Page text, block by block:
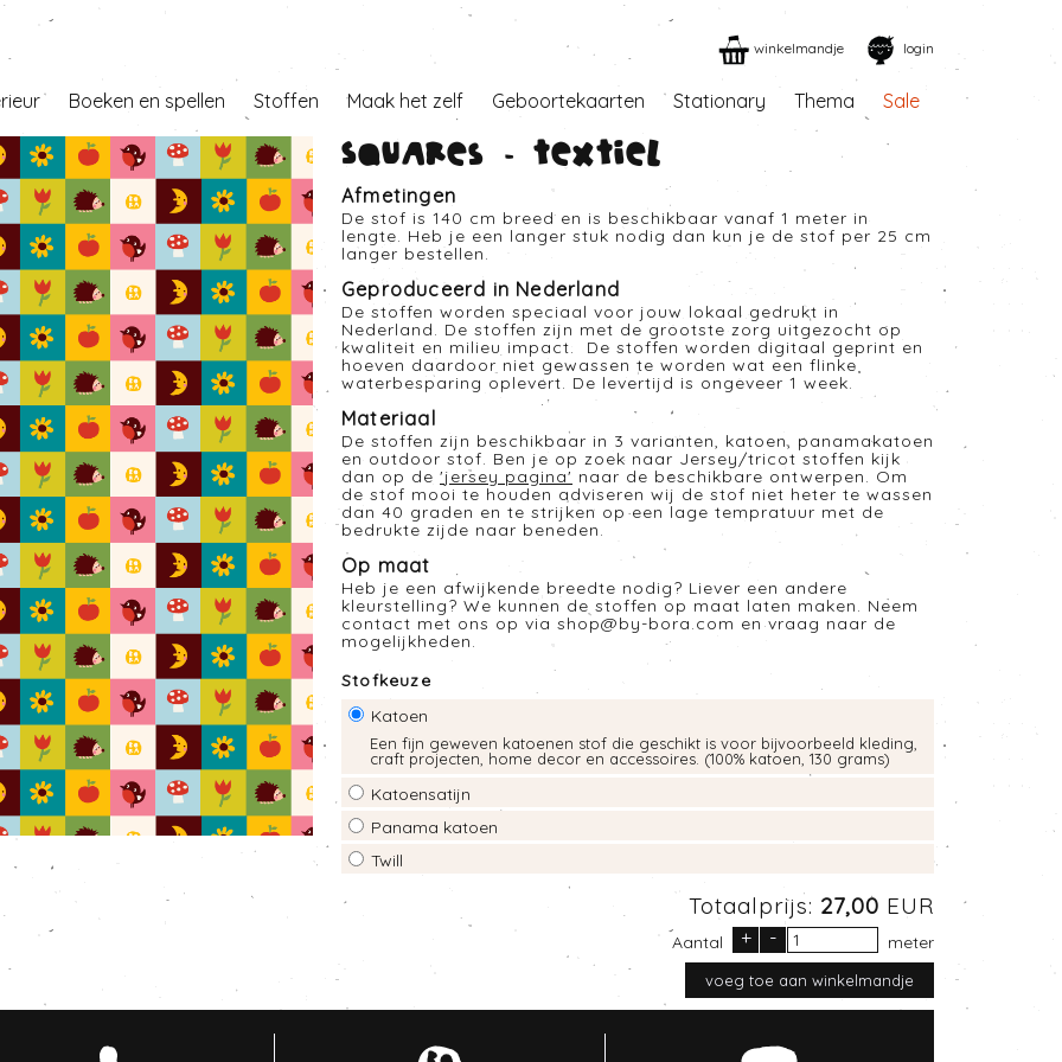
winkelmandje login
Boeken en spellen Stoffen Maak het zelf Geboortekaarten Stationary Thema Sale
Squares - Textiel
Afmetingen
De stof is 140 cm breed en is beschikbaar vanaf 1 meter in
lengte. Heb je een langer stuk nodig dan kun je de stof per 25 cm
langer bestellen.
Geproduceerd in Nederland
De stoffen worden speciaal voor jouw lokaal gedrukt in
Nederland. De stoffen zijn met de grootste zorg uitgezocht op
kwaliteit en milieu impact. De stoffen worden digitaal geprint en
hoeven daardoor niet gewassen te worden wat een flinke
waterbesparing oplevert. De levertijd is ongeveer 1 week.
Materiaal
De stoffen zijn beschikbaar in 3 varianten, katoen, panamakatoen
en outdoor stof. Ben je op zoek naar Jersey/tricot stoffen kijk
dan op de 'jersey pagina' naar de beschikbare ontwerpen. Om
de stof mooi te houden adviseren wij de stof niet heter te wassen
dan 40 graden en te strijken op een lage tempratuur met de
bedrukte zijde naar beneden.
Op maat
Heb je een afwijkende breedte nodig? Liever een andere
kleurstelling? We kunnen de stoffen op maat laten maken. Neem
contact met ons op via shop@by-bora.com en vraag naar de
mogelijkheden.
Stofkeuze
Katoen
Een fijn geweven katoenen stof die geschikt is voor bijvoorbeeld kleding,
craft projecten, home decor en accessoires. (100% katoen, 130 grams)
Katoensatijn
Panama katoen
Twill
Totaalprijs: 27,00 EUR
Aantal + - meter